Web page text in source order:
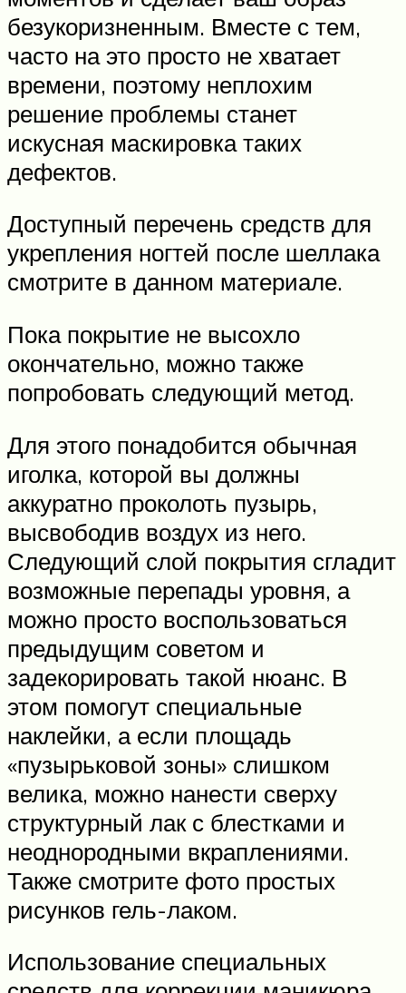
безукоризненным. Вместе с тем,
часто на это просто не хватает
времени, поэтому неплохим
решение проблемы станет
искусная маскировка таких
дефектов.
Доступный перечень средств для
укрепления ногтей после шеллака
смотрите в данном материале.
Пока покрытие не высохло
окончательно, можно также
попробовать следующий метод.
Для этого понадобится обычная
иголка, которой вы должны
аккуратно проколоть пузырь,
высвободив воздух из него.
Следующий слой покрытия сгладит
возможные перепады уровня, а
можно просто воспользоваться
предыдущим советом и
задекорировать такой нюанс. В
этом помогут специальные
наклейки, а если площадь
«пузырьковой зоны» слишком
велика, можно нанести сверху
структурный лак с блестками и
неоднородными вкраплениями.
Также смотрите фото простых
рисунков гель-лаком.
Использование специальных